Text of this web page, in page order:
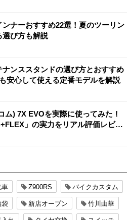
ナーおすすめ22選！夏のツーリン
選び方も解説
ナンススタンドの選び方とおすすめ
安心して使える定番モデルを解説
ム) 7X EVOを実際に使ってみた！
」の実力をリアル評価レビュ
Z900RS バイクカスタム
袋 新店オープン 竹川由華